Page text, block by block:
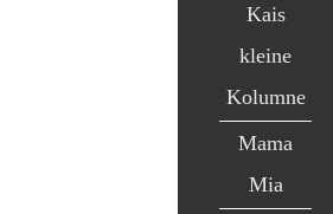
Kais
kleine
Kolumne
Mama
Mia